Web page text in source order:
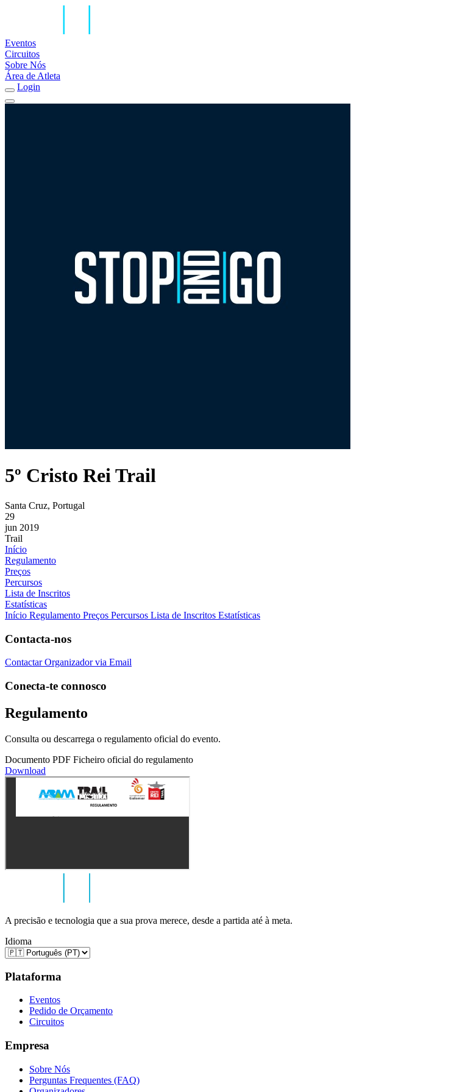
Eventos
Circuitos
Sobre Nós
Área de Atleta
Login
5º Cristo Rei Trail
Santa Cruz, Portugal
29
jun 2019
Trail
Início
Regulamento
Preços
Percursos
Lista de Inscritos
Estatísticas
Início Regulamento Preços Percursos Lista de Inscritos Estatísticas
Contacta-nos
Contactar Organizador via Email
Conecta-te connosco
Regulamento
Consulta ou descarrega o regulamento oficial do evento.
Documento PDF Ficheiro oficial do regulamento
Download
A precisão e tecnologia que a sua prova merece, desde a partida até à meta.
Idioma
Plataforma
Eventos
Pedido de Orçamento
Circuitos
Empresa
Sobre Nós
Perguntas Frequentes (FAQ)